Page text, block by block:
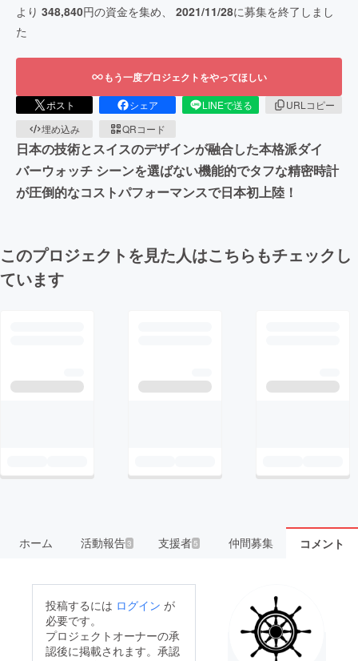
より 348,840円の資金を集め、 2021/11/28に募集を終了しまし
た
もう一度プロジェクトをやってほしい
ポスト シェア LINEで送る
URLコピー
埋め込み
QRコード
日本の技術とスイスのデザインが融合した本格派ダイ
バーウォッチ シーンを選ばない機能的でタフな精密時計
が圧倒的なコストパフォーマンスで日本初上陸！
このプロジェクトを見た人はこちらもチェックし
ています
ホーム 活動報告3 支援者5 仲間募集 コメント
投稿するには ログイン が
必要です。
プロジェクトオーナーの承
認後に掲載されます。承認